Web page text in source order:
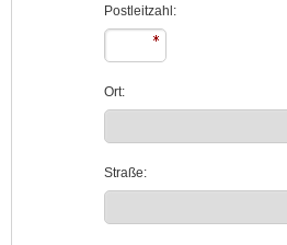
Postleitzahl:
Ort:
Straße: